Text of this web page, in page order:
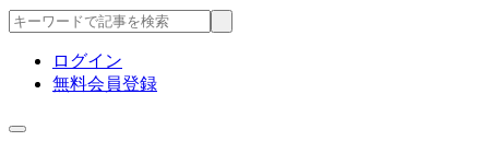
ログイン
無料会員登録